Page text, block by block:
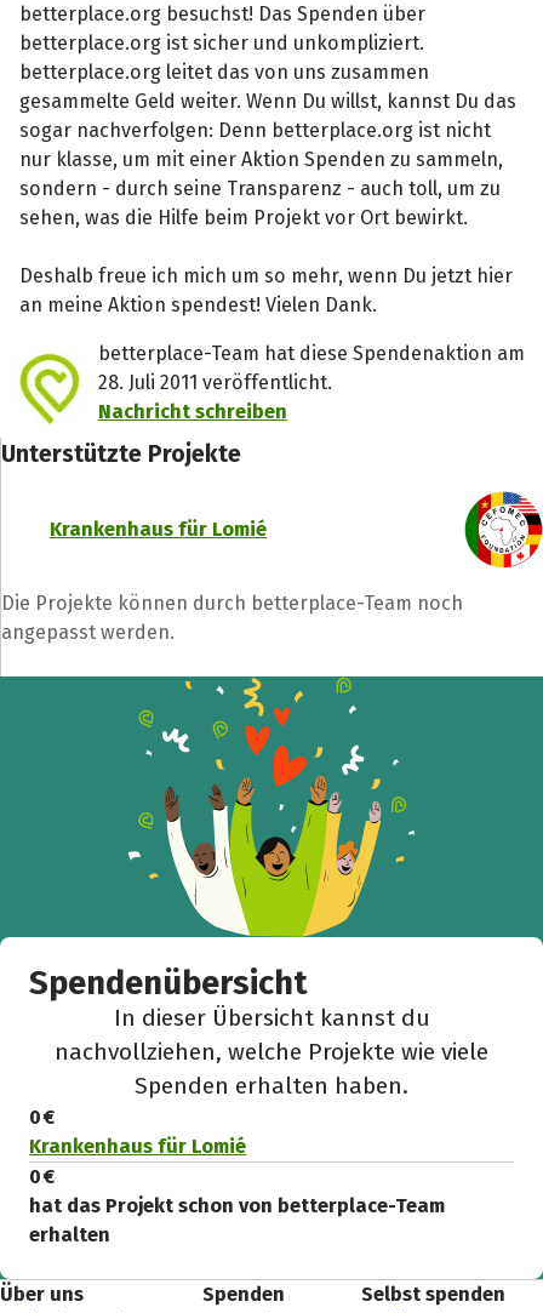
betterplace.org besuchst! Das Spenden über
betterplace.org ist sicher und unkompliziert.
betterplace.org leitet das von uns zusammen
gesammelte Geld weiter. Wenn Du willst, kannst Du das
sogar nachverfolgen: Denn betterplace.org ist nicht
nur klasse, um mit einer Aktion Spenden zu sammeln,
sondern - durch seine Transparenz - auch toll, um zu
sehen, was die Hilfe beim Projekt vor Ort bewirkt.
Deshalb freue ich mich um so mehr, wenn Du jetzt hier
an meine Aktion spendest! Vielen Dank.
betterplace-Team hat diese Spendenaktion am
28. Juli 2011 veröffentlicht.
Nachricht schreiben
Unterstützte Projekte
Krankenhaus für Lomié
Die Projekte können durch betterplace-Team noch
angepasst werden.
Spendenübersicht
In dieser Übersicht kannst du
nachvollziehen, welche Projekte wie viele
Spenden erhalten haben.
0 €
Krankenhaus für Lomié
0 €
hat das Projekt schon von betterplace-Team
erhalten
Über uns
Spenden
Selbst spenden